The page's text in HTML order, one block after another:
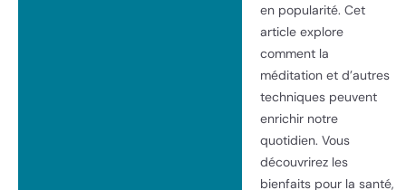
en popularité. Cet
article explore
comment la
méditation et d’autres
techniques peuvent
enrichir notre
quotidien. Vous
découvrirez les
bienfaits pour la santé,